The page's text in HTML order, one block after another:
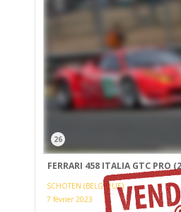
26
FERRARI 458 ITALIA GTC PRO
SCHOTEN (BELGIQUE)
7 février 2023